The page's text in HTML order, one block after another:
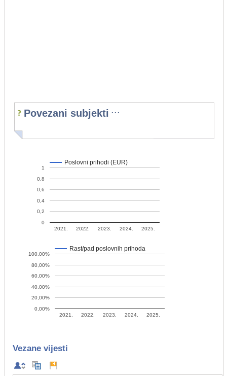
Povezani subjekti ...
Poslovni prihodi (EUR)
2021. 2022. 2023. 2024. 2025.
0
0,2
0,4
0,6
0,8
1
Rast/pad poslovnih prihoda
2021. 2022. 2023. 2024. 2025.
0,00%
20,00%
40,00%
60,00%
80,00%
100,00%
Vezane vijesti